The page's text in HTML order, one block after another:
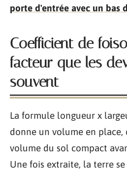
porte d'entrée avec un bas
Coefficient de
facteur que les
souvent
La formule longueur x
donne un volume en place,
volume du sol compact
Une fois extraite, la terre